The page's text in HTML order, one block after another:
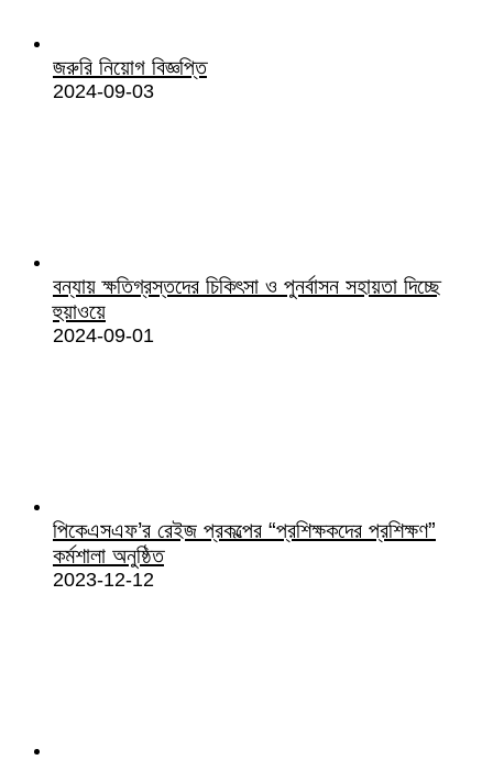
জরুরি নিয়োগ বিজ্ঞপ্তি
2024-09-03
বন্যায় ক্ষতিগ্রস্তদের চিকিৎসা ও পুনর্বাসন সহায়তা দিচ্ছে
হুয়াওয়ে
2024-09-01
পিকেএসএফ’র রেইজ প্রকল্পের “প্রশিক্ষকদের প্রশিক্ষণ”
কর্মশালা অনুষ্ঠিত
2023-12-12